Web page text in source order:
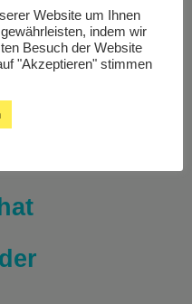
Export
for
Outlook
Website um Ihnen
indem wir
Besuch der Website
"Akzeptieren" stimmen